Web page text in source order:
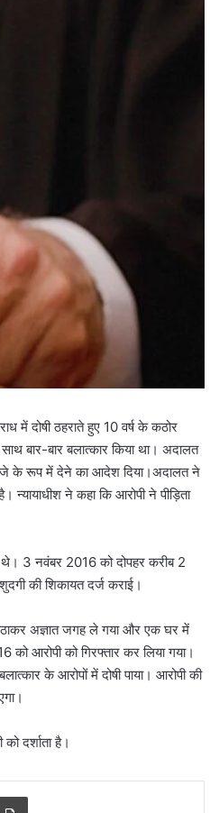
दोषी ठहराते हुए 10 वर्ष के कठोर
बार-बार बलात्कार किया था। अदालत
के रूप में देने का आदेश दिया।अदालत ने
ने कहा कि आरोपी ने पीड़िता
थे। 3 नवंबर 2016 को दोपहर करीब 2
की शिकायत दर्ज कराई।
अज्ञात जगह ले गया और एक घर में
आरोपी को गिरफ्तार कर लिया गया।
के आरोपों में दोषी पाया। आरोपी की
दर्शाता है।